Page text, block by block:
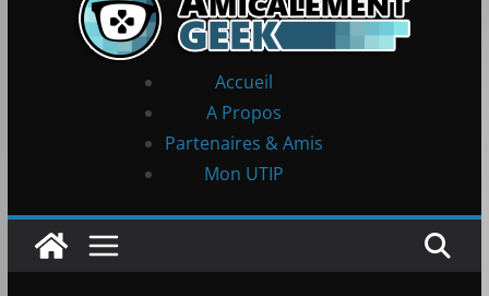
Accueil
A Propos
Partenaires & Amis
Mon UTIP